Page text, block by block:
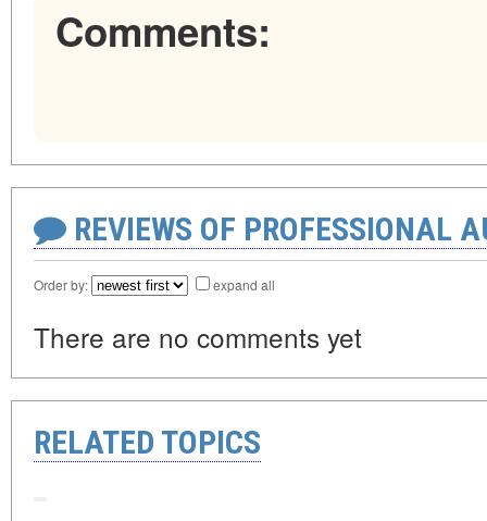
Comments:
REVIEWS OF PROFESSIONAL
Order by: expand all
There are no comments yet
RELATED TOPICS